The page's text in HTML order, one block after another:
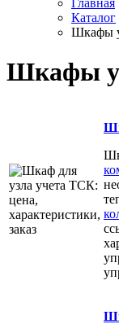
Главная
Каталог
Шкафы
Шкафы